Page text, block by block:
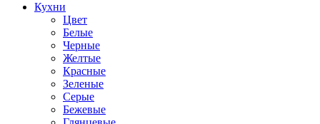
Кухни
Цвет
Белые
Черные
Желтые
Красные
Зеленые
Серые
Бежевые